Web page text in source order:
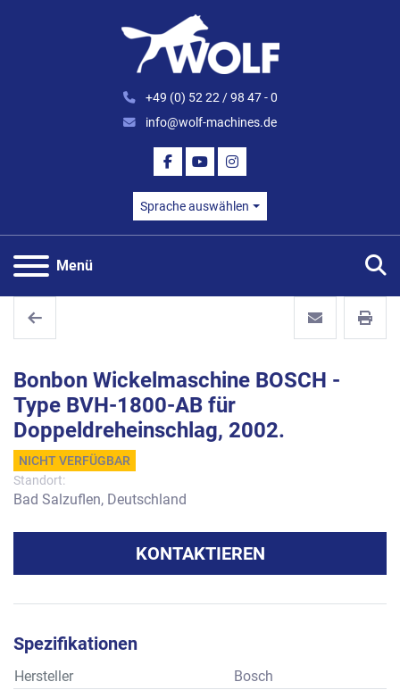
+49 (0) 52 22 / 98 47 - 0
info@wolf-machines.de
FACEBOOK
YOUTUBEINSTAGRAM
Sprache auswählen
Menü
Bonbon Wickelmaschine BOSCH -
Type BVH-1800-AB für
Doppeldreheinschlag, 2002.
NICHT VERFÜGBAR
Standort:
Bad Salzuflen, Deutschland
KONTAKTIEREN
Spezifikationen
Hersteller
Bosch